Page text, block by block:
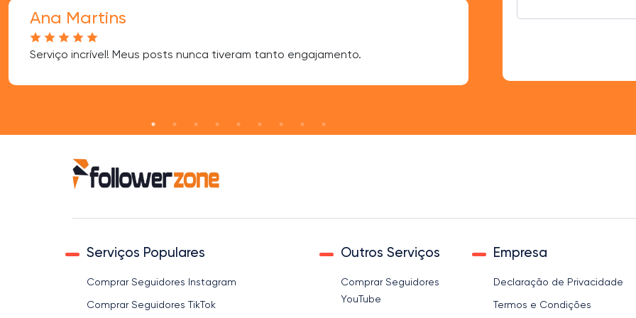
Ana Martins
Serviço incrível! Meus posts nunca tiveram tanto engajamento.
Sara Lopes
Adorei! Meu networking
Serviços Populares
Comprar Seguidores Instagram
Comprar Seguidores TikTok
Outros Serviços
Comprar Seguidores
YouTube
Empresa
Declaração de Privacidade
Termos e Condições